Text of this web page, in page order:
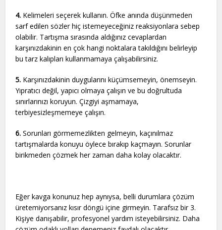
4. Kelimeleri seçerek kullanın. Öfke anında düşünmeden
sarf edilen sözler hiç istemeyeceğiniz reaksiyonlara sebep
olabilir. Tartışma sırasında aldığınız cevaplardan
karşınızdakinin en çok hangi noktalara takıldığını belirleyip
bu tarz kalıpları kullanmamaya çalışabilirsiniz.
5. Karşınızdakinin duygularını küçümsemeyin, önemseyin.
Yıpratıcı değil, yapıcı olmaya çalışın ve bu doğrultuda
sınırlarınızı koruyun. Çizgiyi aşmamaya,
terbiyesizleşmemeye çalışın.
6. Sorunları görmemezlikten gelmeyin, kaçınılmaz
tartışmalarda konuyu öylece bırakıp kaçmayın. Sorunlar
birikmeden çözmek her zaman daha kolay olacaktır.
Eğer kavga konunuz hep aynıysa, belli durumlara çözüm
üretemiyorsanız kısır döngü içine girmeyin. Tarafsız bir 3.
Kişiye danışabilir, profesyonel yardım isteyebilirsiniz. Daha